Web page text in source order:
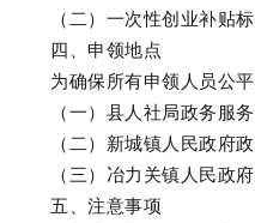
（二）一次性创业补贴
四、申领地点
为确保所有申领人员公
（一）县人社局政务服
（二）新城镇人民政府
（三）冶力关镇人民政
五、注意事项